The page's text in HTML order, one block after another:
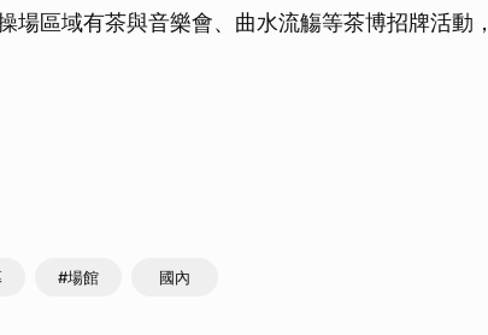
場區域有茶與音樂會、曲水流觴等茶博招牌活動，
#場館 國內